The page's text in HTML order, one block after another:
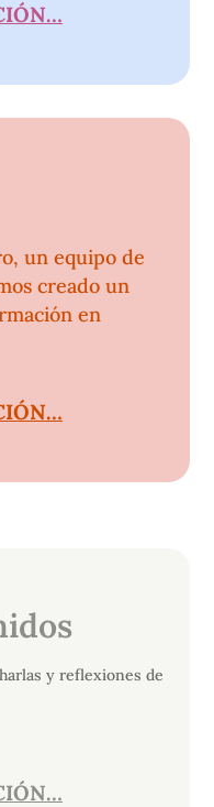
un equipo de
creado un
en
y reflexiones de